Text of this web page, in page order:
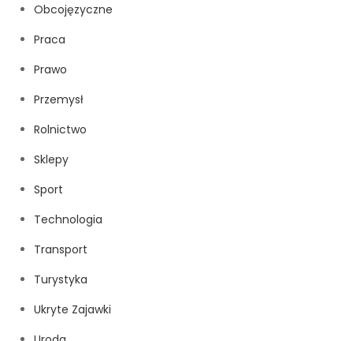
Obcojęzyczne
Praca
Prawo
Przemysł
Rolnictwo
Sklepy
Sport
Technologia
Transport
Turystyka
Ukryte Zajawki